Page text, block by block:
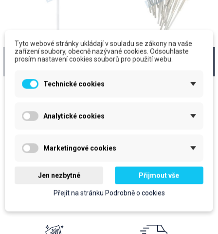
Dávkovací uzávěr 1ks
cena za kus: 19,90 Kč bez DPH
prodejní jednotka: ks
24,08 Kč S DPH
Výprodej
Pumpa pro dezinfekci
na ruce, bal 20ks
Tyto webové stránky ukládají v souladu se zákony na vaše
zařízení soubory, obecně nazývané cookies. Odsouhlaste
prosím nastavení cookies souborů pro použití webu.
Technické cookies
Analytické cookies
Marketingové cookies
Jen nezbytné Přijmout vše
Přejít na stránku Podrobně o cookies